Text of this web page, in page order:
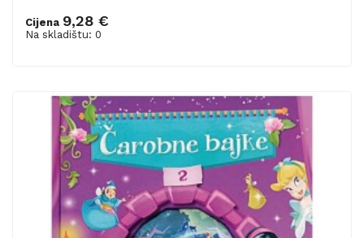
Cijena 9,28 €
Na skladištu: 0